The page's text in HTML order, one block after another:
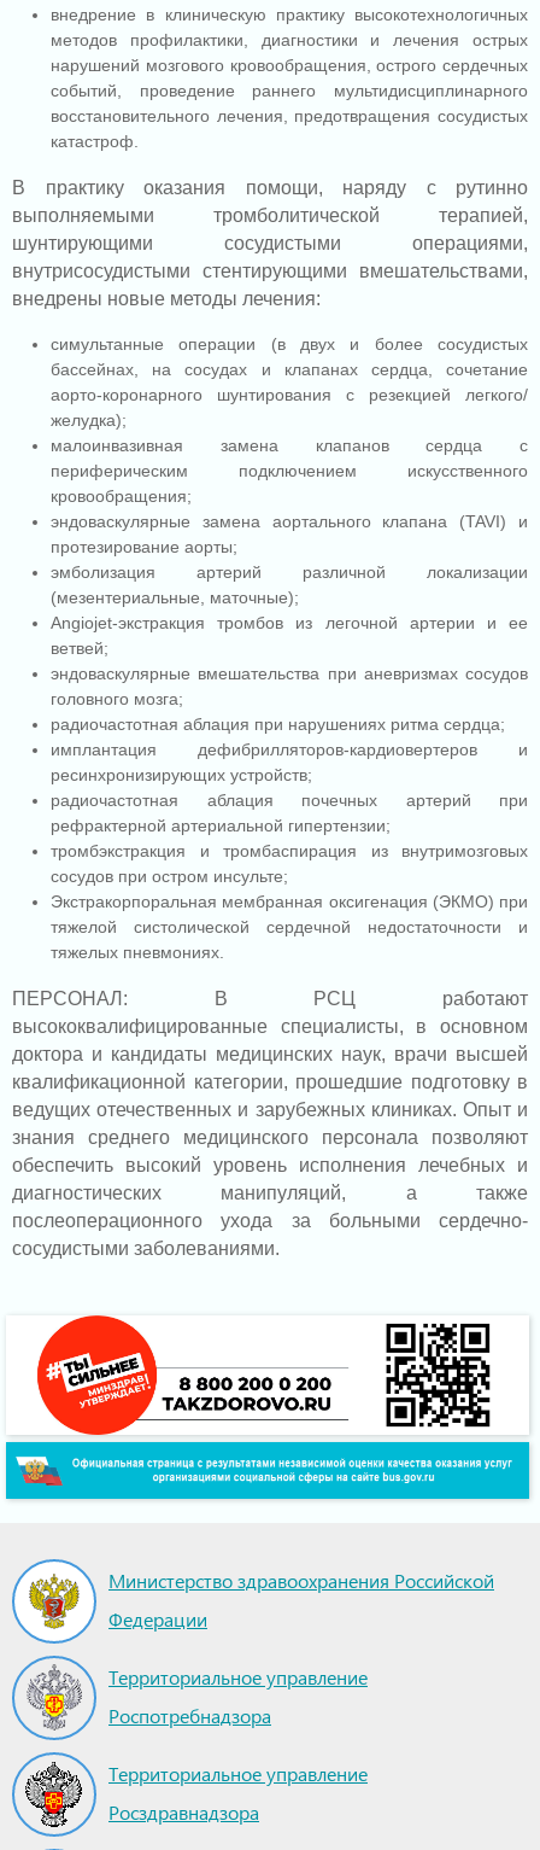
внедрение в клиническую практику высокотехнологичных
методов профилактики, диагностики и лечения острых
нарушений мозгового кровообращения, острого сердечных
событий, проведение раннего мультидисциплинарного
восстановительного лечения, предотвращения сосудистых
катастроф.
В практику оказания помощи, наряду с рутинно
выполняемыми тромболитической терапией,
шунтирующими сосудистыми операциями,
внутрисосудистыми стентирующими вмешательствами,
внедрены новые методы лечения:
симультанные операции (в двух и более сосудистых
бассейнах, на сосудах и клапанах сердца, сочетание
аорто-коронарного шунтирования с резекцией легкого/
желудка);
малоинвазивная замена клапанов сердца с
периферическим подключением искусственного
кровообращения;
эндоваскулярные замена аортального клапана (TAVI) и
протезирование аорты;
эмболизация артерий различной локализации
(мезентериальные, маточные);
Angiojet-экстракция тромбов из легочной артерии и ее
ветвей;
эндоваскулярные вмешательства при аневризмах сосудов
головного мозга;
радиочастотная аблация при нарушениях ритма сердца;
имплантация дефибрилляторов-кардиовертеров и
ресинхронизирующих устройств;
радиочастотная аблация почечных артерий при
рефрактерной артериальной гипертензии;
тромбэкстракция и тромбаспирация из внутримозговых
сосудов при остром инсульте;
Экстракорпоральная мембранная оксигенация (ЭКМО) при
тяжелой систолической сердечной недостаточности и
тяжелых пневмониях.
ПЕРСОНАЛ: В РСЦ работают
высококвалифицированные специалисты, в основном
доктора и кандидаты медицинских наук, врачи высшей
квалификационной категории, прошедшие подготовку в
ведущих отечественных и зарубежных клиниках. Опыт и
знания среднего медицинского персонала позволяют
обеспечить высокий уровень исполнения лечебных и
диагностических манипуляций, а также
послеоперационного ухода за больными сердечно-
сосудистыми заболеваниями.
Министерство здравоохранения Российской
Федерации
Территориальное управление
Роспотребнадзора
Территориальное управление
Росздравнадзора